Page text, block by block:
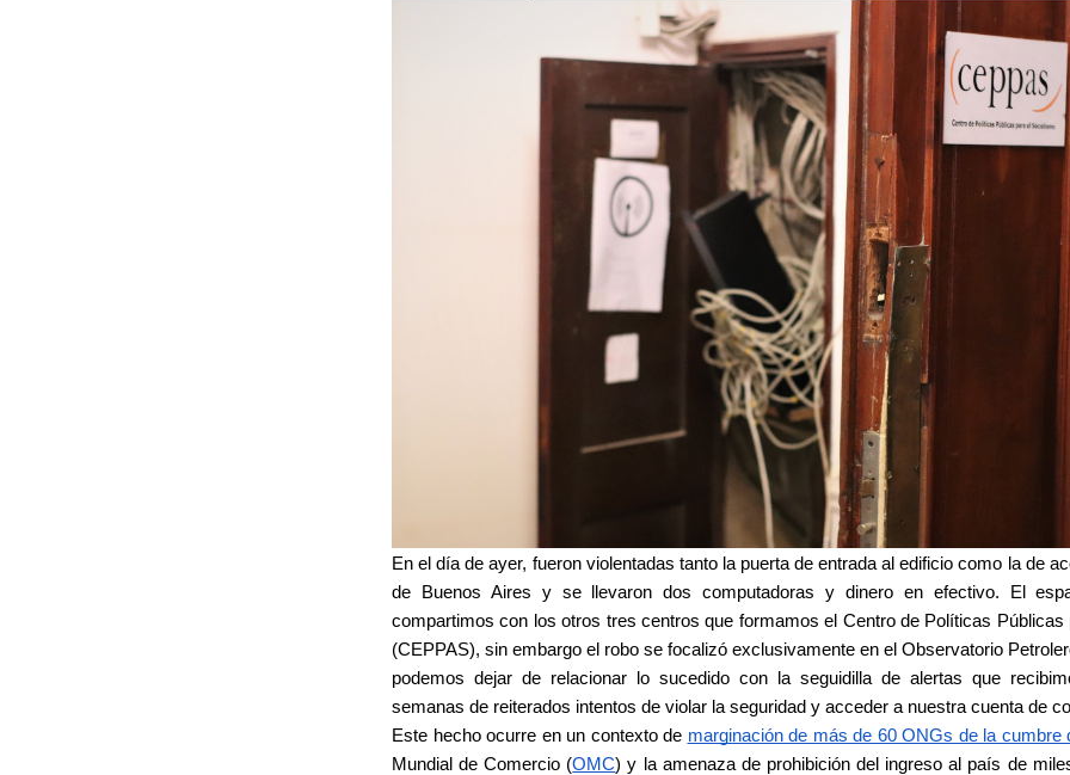
En el día de ayer, fueron violentadas tanto la puerta de entrada al edificio como la de
de Buenos Aires y se llevaron dos computadoras y dinero en efectivo. El
compartimos con los otros tres centros que formamos el Centro de Políticas Públicas
(CEPPAS), sin embargo el robo se focalizó exclusivamente en el Observatorio
podemos dejar de relacionar lo sucedido con la seguidilla de alertas que
semanas de reiterados intentos de violar la seguridad y acceder a nuestra cuenta de
Este hecho ocurre en un contexto de marginación de más de 60 ONGs de la cumbre
Mundial de Comercio (OMC) y la amenaza de prohibición del ingreso al país de